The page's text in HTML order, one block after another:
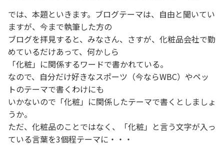
では、本題といきます。ブログテーマは、自由と聞いてい
ますが、今まで執筆した方の
ブログを拝見すると、みなさん、さすが、化粧品会社で勤
めているだけあって、何かしら
「化粧」に関係するワードで書かれている。
なので、自分だけ好きなスポーツ（今ならWBC）やペッ
トのテーマで書くわけにも
いかないので「化粧」に関係したテーマで書くとしましょ
うか。
ただ、化粧品のことではなく、「化粧」と言う文字が入っ
ている言葉を3個程テーマに・・・